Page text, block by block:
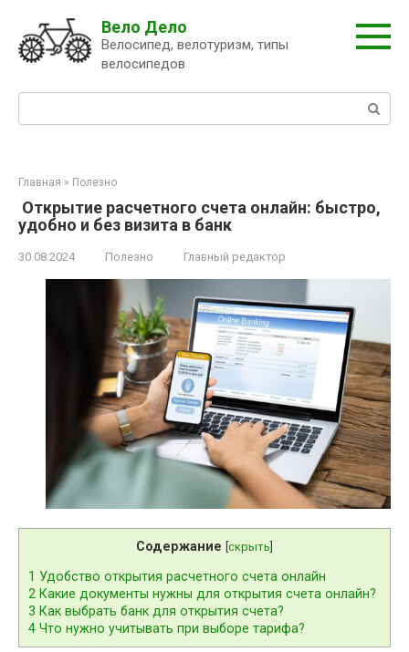
контенту
Вело Дело
Велосипед, велотуризм, типы
велосипедов
Главная » Полезно
Открытие расчетного счета онлайн: быстро,
удобно и без визита в банк
30.08.2024 Полезно Главный редактор
Содержание скрыть
1 Удобство открытия расчетного счета онлайн
2 Какие документы нужны для открытия счета онлайн?
3 Как выбрать банк для открытия счета?
4 Что нужно учитывать при выборе тарифа?